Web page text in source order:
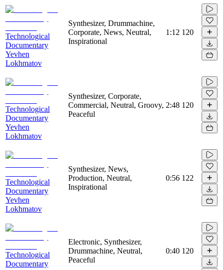
Technological
Documentary
Yevhen
Lokhmatov
Synthesizer, Drummachine,
Corporate, News, Neutral,
Inspirational
1:12 120
Technological
Documentary
Yevhen
Lokhmatov
Synthesizer, Corporate,
Commercial, Neutral, Groovy,
Peaceful
2:48 120
Technological
Documentary
Yevhen
Lokhmatov
Synthesizer, News,
Production, Neutral,
Inspirational
0:56 122
Technological
Documentary
Electronic, Synthesizer,
Drummachine, Neutral,
Peaceful
0:40 120